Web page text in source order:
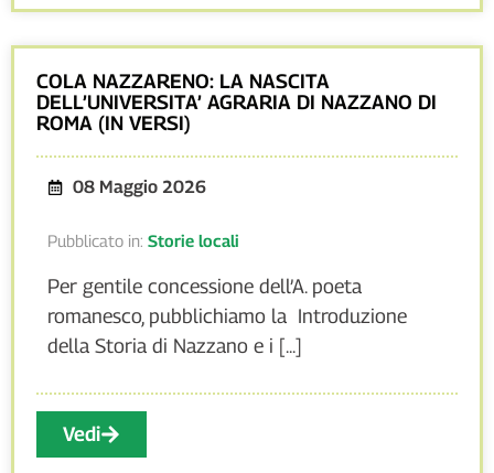
COLA NAZZARENO: LA NASCITA
DELL’UNIVERSITA’ AGRARIA DI NAZZANO DI
ROMA (IN VERSI)
08 Maggio 2026
Pubblicato in: Storie locali
Per gentile concessione dell’A. poeta
romanesco, pubblichiamo la Introduzione
della Storia di Nazzano e i [...]
Vedi